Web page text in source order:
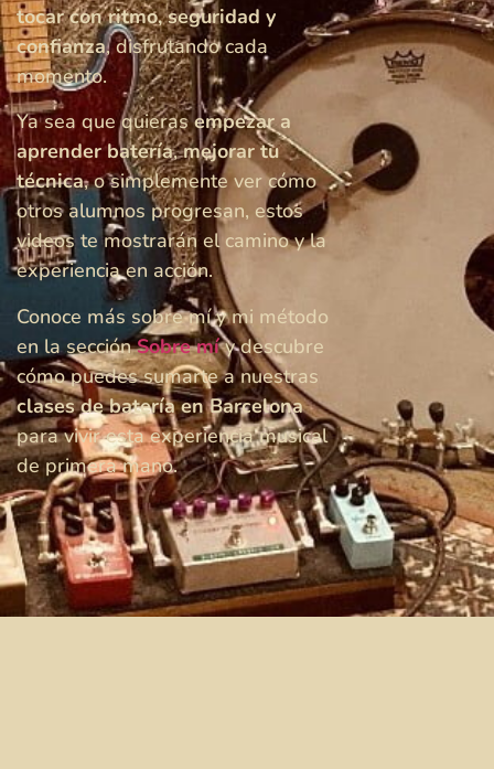
tocar con ritmo, seguridad y
confianza, disfrutando cada
momento.
Ya sea que quierasempezar a
aprender batería,mejorar tu
técnica, o simplemente ver cómo
otros alumnos progresan, estos
videos te mostrarán el camino y la
experiencia en acción.
Conoce más sobre mí y mi método
en la secciónSobre míy descubre
cómo puedes sumarte a nuestras
clases de batería en Barcelona
para vivir esta experiencia musical
de primera mano.